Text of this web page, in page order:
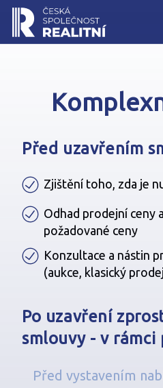
Před uzavřením
Zjištění toho, zda je
Odhad prodejní ceny
požadované ceny
Konzultace a nástin
(aukce, klasický
Po uzavření
smlouvy - v rámci
Před vystavením